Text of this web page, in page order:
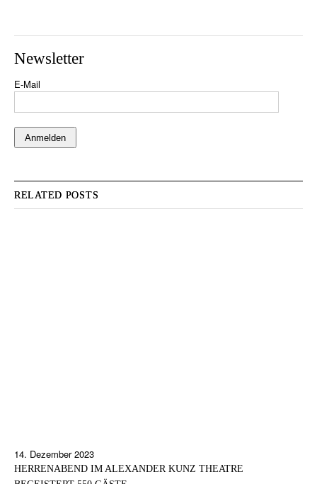
Newsletter
E-Mail
RELATED POSTS
14. Dezember 2023
HERRENABEND IM ALEXANDER KUNZ THEATRE